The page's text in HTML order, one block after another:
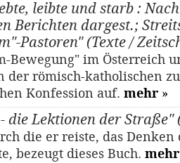
leibte und starb : Nach
Berichten dargest.;
Pastoren" (Texte /
Bewegung" im Österreich
der römisch-katholischen
Konfession auf. mehr »
die Lektionen der Straße"
die er reiste, das Denken
bezeugt dieses Buch. mehr